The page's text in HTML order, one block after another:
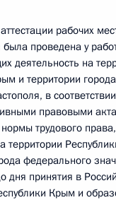
рабочих
была проведена у
деятельность на
и территории
в
правовыми
трудового
территории
федерального
дня принятия в
Крым и